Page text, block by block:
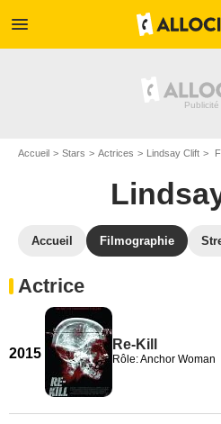
menu
Accueil Stars Actrices Lindsay Clift
Accueil Filmographie
Actrice
2015
Re-Kill
Rôle: Anchor Woman